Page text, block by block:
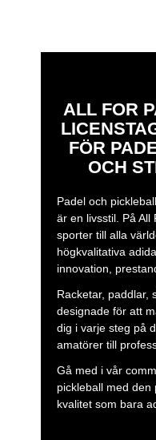
ALL FOR
FÖR
OCH
Padel och
är en livsstil. På All
sporter till alla
högkvalitativa
innovation,
Racketar, paddlar,
designade för att
dig i varje steg på
amatörer till
Gå med i vår
pickleball med den
kvalitet som bara